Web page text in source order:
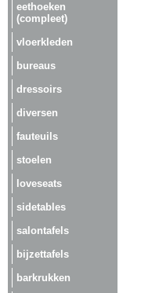
eethoeken
(compleet)
vloerkleden
bureaus
dressoirs
diversen
fauteuils
stoelen
loveseats
sidetables
salontafels
bijzettafels
barkrukken